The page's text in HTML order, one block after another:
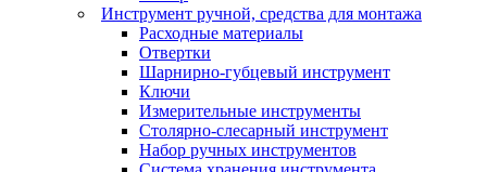
Инструмент ручной, средства для монтажа
Расходные материалы
Отвертки
Шарнирно-губцевый инструмент
Ключи
Измерительные инструменты
Столярно-слесарный инструмент
Набор ручных инструментов